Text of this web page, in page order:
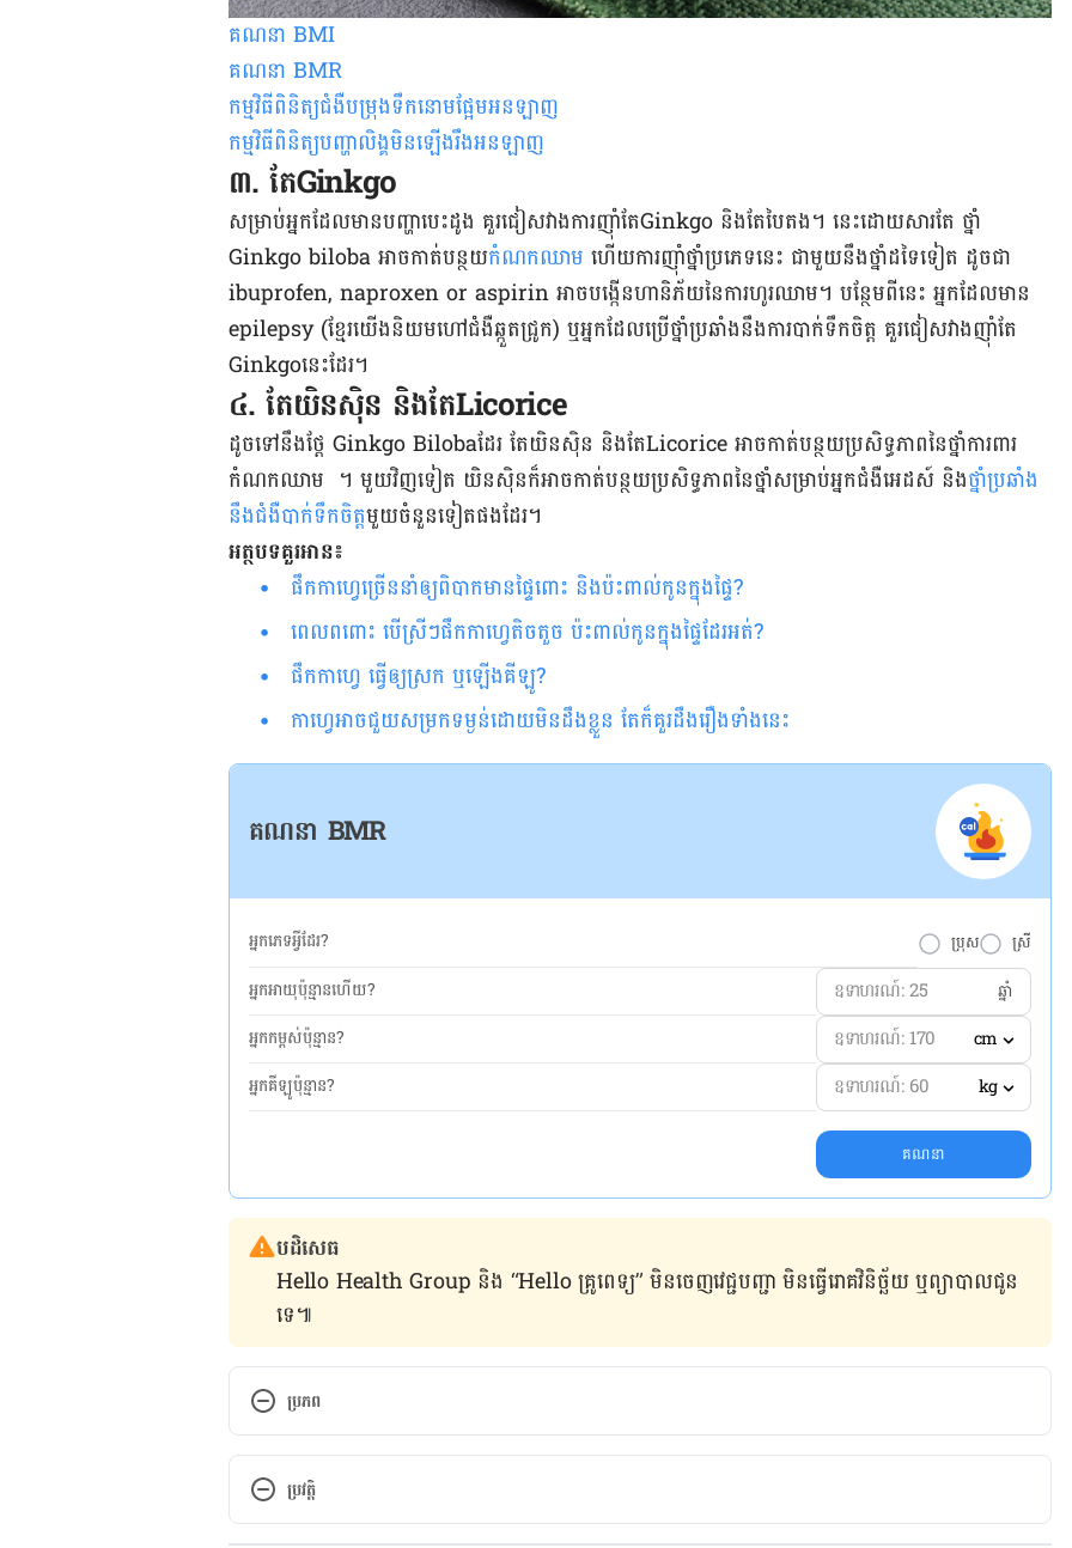
គណនា BMI
គណនា BMR
កម្មវិធីពិនិត្យជំងឺបម្រុងទឹកនោមផ្អែមអនឡាញ
កម្មវិធីពិនិត្យ​បញ្ហាលិង្គមិនឡើងរឹងអនឡាញ
៣. តែ​Ginkgo
សម្រាប់​អ្នក​ដែល​មាន​បញ្ហា​​បេះដូង គួរ​​ជៀសវាង​ការ​ញ៉ាំ​តែ​Ginkgo ​​និង​តែ​បៃតង​។ នេះ​ដោយ​សារ​តែ​ ថ្នាំ​
Ginkgo biloba ​អាច​កាត់​បន្ថយ​កំណក​ឈាម ​ ហើយ​ការ​ញ៉ាំ​​ថ្នាំ​ប្រភេទ​នេះ ជាមួយ​នឹង​ថ្នាំ​ដទៃ​ទៀត ដូចជា​
ibuprofen, naproxen or aspirin អាច​បង្កើន​ហានិភ័យ​នៃ​ការ​ហូរ​ឈាម​។ ​បន្ថែម​ពី​នេះ អ្នក​ដែល​មាន
epilepsy​ (ខ្មែរ​យើង​និយម​ហៅ​ជំងឺ​ឆ្កួត​ជ្រូក) ឬ​អ្នក​ដែល​ប្រើ​ថ្នាំ​ប្រឆាំង​នឹង​ការ​បាក់​ទឹក​ចិត្ត​ គួរ​​ជៀសវាង​ញ៉ាំ​តែ ​
Ginkgo​នេះ​ដែរ​។
​៤. តែ​​យិនស៊ិន​ និង​តែ​Licorice
ដូច​ទៅ​នឹង​ថ្តែ ​Ginkgo Bilobaដែរ តែ​យិនស៊ិន​ និង​តែ​Licorice អាច​កាត់បន្ថយ​ប្រសិទ្ធភាព​នៃ​ថ្នាំ​​ការពារ​
កំណក​ឈាម​ ។ មួយ​វិញ​ទៀត យិនស៊ិន​ក៏​អាច​កាត់បន្ថយ​ប្រសិទ្ធភាព​នៃ​ថ្នាំ​​​សម្រាប់​អ្នក​ជំងឺ​អេដស៍ និង​ថ្នាំ​ប្រឆាំង​
នឹង​ជំងឺ​បាក់​ទឹក​ចិត្ត​មួយ​ចំនួន​​​ទៀត​ផង​ដែរ​។
អត្ថបទគួរអាន៖
ផឹក​កាហ្វេ​ច្រើននាំ​ឲ្យ​ពិបាក​មាន​ផ្ទៃ​ពោះ និង​ប៉ះពាល់​កូន​ក្នុង​ផ្ទៃ?
ពេលពពោះ បើស្រីៗផឹកកាហ្វេតិចតួច ប៉ះពាល់កូនក្នុងផ្ទៃដែរអត់?
ផឹកកាហ្វេ ធ្វើឲ្យស្រក ឬឡើងគីឡូ?
កាហ្វេអាចជួយសម្រកទម្ងន់ដោយមិនដឹងខ្លួន តែក៏គួរដឹងរឿង​ទាំងនេះ​
គណនា BMR
អ្នកភេទអ្វីដែរ? ប្រុស ស្រី
អ្នកអាយុប៉ុន្មានហើយ?
ឆ្នាំ
អ្នកកម្ពស់ប៉ុន្មាន?
cm
អ្នកគីឡូប៉ុន្មាន?
kg
គណនា
បដិសេធ
Hello Health Group និង “Hello គ្រូពេទ្យ” មិន​ចេញ​វេជ្ជបញ្ជា មិន​ធ្វើ​រោគវិនិច្ឆ័យ ឬ​ព្យាបាល​ជូន​
ទេ៕
ប្រភព
The One Mistake That Makes Your Cup of Tea Bad for Your Health
https://www.livestrong.com/article/13770319-herbal-teas-drug-interactions/
ប្រវត្តិ
កំណែ​ប្រែបច្ចុប្បន្ន